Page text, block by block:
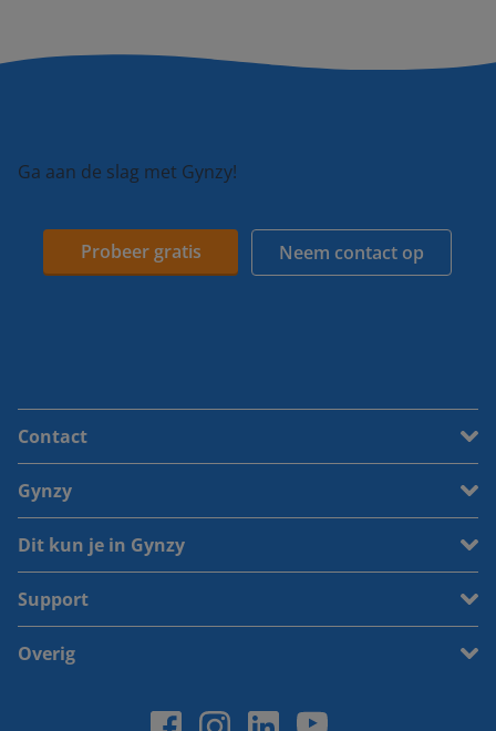
Ga aan de slag met Gynzy!
Probeer gratis Neem contact op
Contact
Gynzy
Dit kun je in Gynzy
Support
Overig